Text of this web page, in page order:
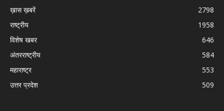
ख़ास ख़बरें
2798
राष्ट्रीय
1958
विशेष खबर
646
अंतरराष्ट्रीय
584
महाराष्ट्र
553
उत्तर प्रदेश
509